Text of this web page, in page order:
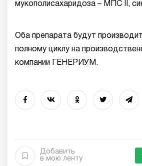
мукополисахаридоза – МПС II,
Оба препарата будут
полному циклу на
компании ГЕНЕРИУМ.
Добавить
в мою ленту